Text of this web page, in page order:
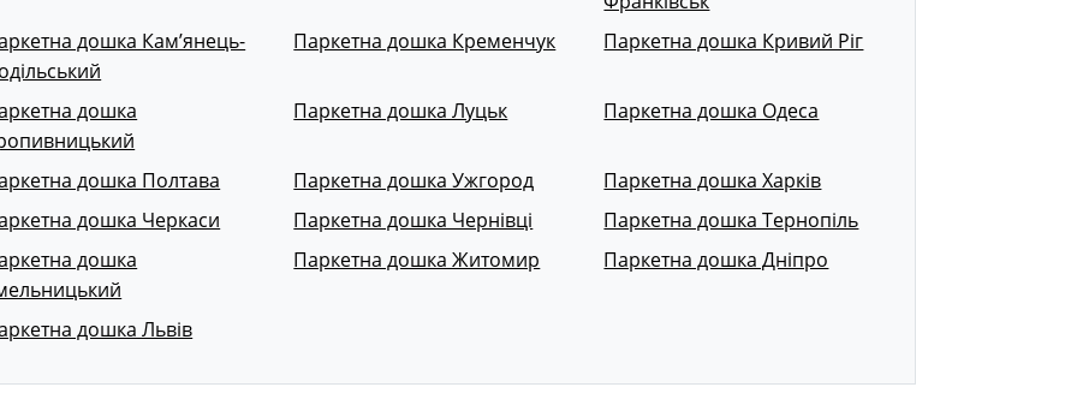
дошка Кам’янець-
Паркетна дошка Кременчук Паркетна дошка Кривий Ріг
дошка
Паркетна дошка Луцьк Паркетна дошка Одеса
дошка Полтава Паркетна дошка Ужгород
Паркетна дошка Харків
дошка Черкаси
Паркетна дошка Чернівці
Паркетна дошка Тернопіль
дошка
Паркетна дошка Житомир Паркетна дошка Дніпро
дошка Львів